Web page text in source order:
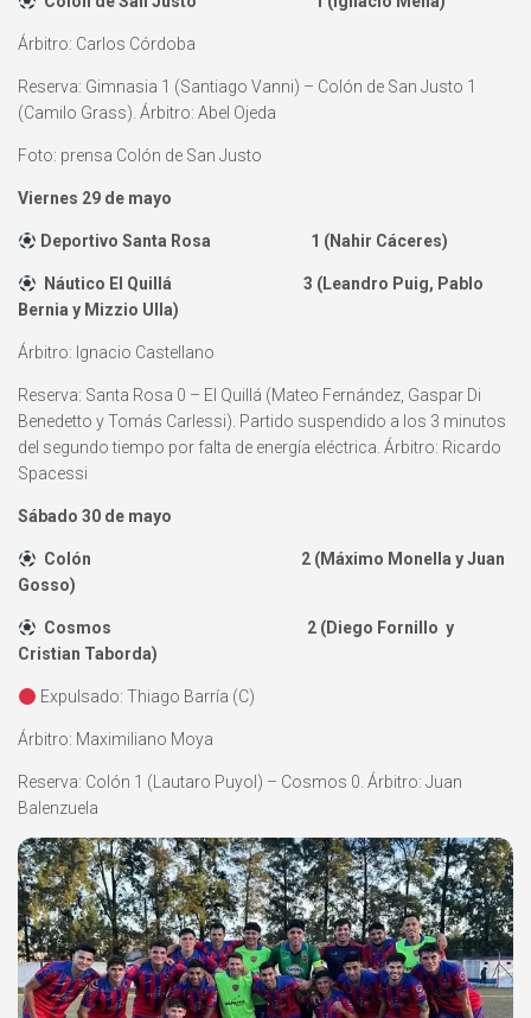
Árbitro: Carlos Córdoba
Reserva: Gimnasia 1 (Santiago Vanni) – Colón de San Justo 1
(Camilo Grass). Árbitro: Abel Ojeda
Foto: prensa Colón de San Justo
Viernes 29 de mayo
Deportivo Santa Rosa 1 (Nahir Cáceres)
Náutico El Quillá 3 (Leandro Puig, Pablo
Bernia y Mizzio Ulla)
Árbitro: Ignacio Castellano
Reserva: Santa Rosa 0 – El Quillá (Mateo Fernández, Gaspar Di
Benedetto y Tomás Carlessi). Partido suspendido a los 3 minutos
del segundo tiempo por falta de energía eléctrica. Árbitro: Ricardo
Spacessi
Sábado 30 de mayo
Colón 2 (Máximo Monella y Juan
Gosso)
Cosmos 2 (Diego Fornillo y
Cristian Taborda)
Expulsado: Thiago Barría (C)
Árbitro: Maximiliano Moya
Reserva: Colón 1 (Lautaro Puyol) – Cosmos 0. Árbitro: Juan
Balenzuela